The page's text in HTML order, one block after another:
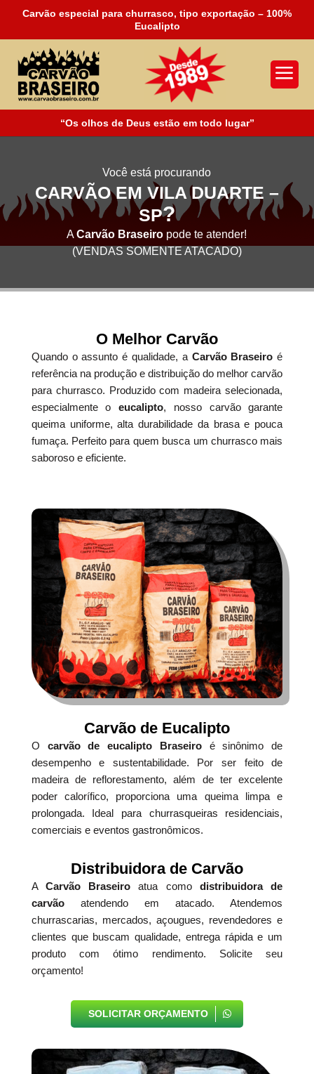
Carvão especial para churrasco, tipo exportação – 100%
Eucalipto
a
“Os olhos de Deus estão em todo lugar”
Você está procurando
CARVÃO EM VILA DUARTE –
SP?
ACarvão Braseiro pode te atender!
(VENDAS SOMENTE ATACADO)
O Melhor Carvão
Quando o assunto é qualidade, a Carvão Braseiro é
referência na produção e distribuição do melhor carvão
para churrasco. Produzido com madeira selecionada,
especialmente oeucalipto, nosso carvão garante
queima uniforme, alta durabilidade da brasa e pouca
fumaça. Perfeito para quem busca um churrasco mais
saboroso e eficiente.
Carvão de Eucalipto
O carvão de eucalipto Braseiroé sinônimo de
desempenho e sustentabilidade. Por ser feito de
madeira de reflorestamento, além de ter excelente
poder calorífico, proporciona uma queima limpa e
prolongada. Ideal para churrasqueiras residenciais,
comerciais e eventos gastronômicos.
Distribuidora de Carvão
ACarvão Braseiro atua como distribuidora de
carvãoatendendo em atacado. Atendemos
churrascarias, mercados, açougues, revendedores e
clientes que buscam qualidade, entrega rápida e um
produto com ótimo rendimento. Solicite seu
orçamento!
SOLICITAR ORÇAMENTO